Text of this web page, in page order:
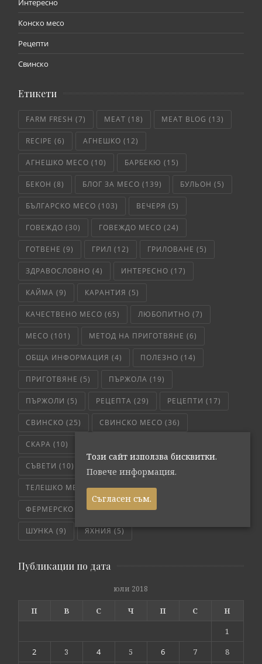
Интересно
Конско месо
Рецепти
Свинско
Етикети
FARM FRESH (7) MEAT (18) MEAT BLOG (13)
RECIPE (6) АГНЕШКО (12)
АГНЕШКО МЕСО (10) БАРБЕКЮ (15)
БЕКОН (8) БЛОГ ЗА МЕСО (139) БУЛЬОН (5)
БЪЛГАРСКО МЕСО (103) ВЕЧЕРЯ (5)
ГОВЕЖДО (30) ГОВЕЖДО МЕСО (24)
ГОТВЕНЕ (9) ГРИЛ (12) ГРИЛОВАНЕ (5)
ЗДРАВОСЛОВНО (4) ИНТЕРЕСНО (17)
КАЙМА (9) КАРАНТИЯ (5)
КАЧЕСТВЕНО МЕСО (65) ЛЮБОПИТНО (7)
МЕСО (101) МЕТОД НА ПРИГОТВЯНЕ (6)
ОБЩА ИНФОРМАЦИЯ (4) ПОЛЕЗНО (14)
ПРИГОТВЯНЕ (5) ПЪРЖОЛА (19)
ПЪРЖОЛИ (5) РЕЦЕПТА (29) РЕЦЕПТИ (17)
СВИНСКО (25) СВИНСКО МЕСО (36)
СКАРА (10)
СЪВЕТИ (10)
ТЕЛЕШКО МЕСО(6) ТРИКОВЕ(8)
ФЕРМЕРСКО СВЕЖО(171) ЧЕРВЕНО МЕСО
ШУНКА (9) ЯХНИЯ (5)
Публикации по дата
юли 2018
П В С Ч П С
Н
1
2
3 4 5 6 7 8
Този сайт използва бисквитки.
Повече информация.
Съгласен съм.